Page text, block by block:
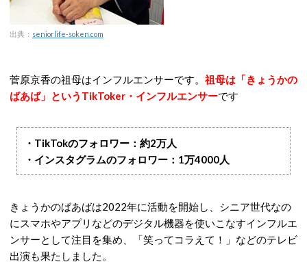
出典： seniorlife-soken.com
菅原京香の祖母はインフルエンサーです。 祖母は「きょうかの
ばあば」というTikToker・インフルエンサーです
・TikTokのフォロワー：約2万人
・インスタグラムのフォロワー：1万4000人
きょうかのばあばは2022年に活動を開始し、シニア世代なの
にスマホやアプリなどのデジタル機器を使いこなすインフルエ
ンサーとして注目を集め、「笑ってコラえて！」などのテレビ
出演も果たしました。